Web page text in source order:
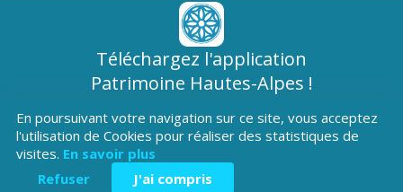
Téléchargez l'application
Patrimoine Hautes-Alpes !
En poursuivant votre navigation sur ce site, vous acceptez
l'utilisation de Cookies pour réaliser des statistiques de
visites. En savoir plus
Refuser
J'ai compris